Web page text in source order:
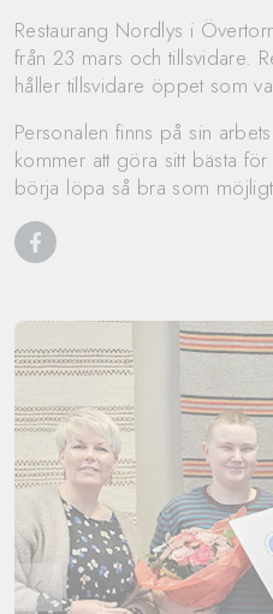
Restaurang Nordlys i
från 23 mars och tillsvidare.
håller tillsvidare öppet som
Personalen finns på sin
kommer att göra sitt bästa
börja löpa så bra som